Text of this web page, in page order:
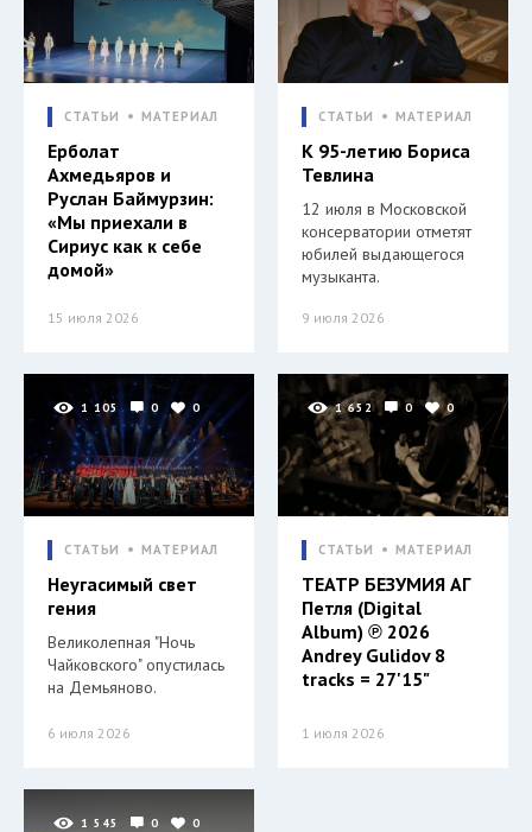
СТАТЬИ МАТЕРИАЛ
Ерболат
Ахмедьяров и
Руслан Баймурзин:
«Мы приехали в
Сириус как к себе
домой»
15 июля 2026
СТАТЬИ МАТЕРИАЛ
К 95-летию Бориса
Тевлина
12 июля в Московской
консерватории отметят
юбилей выдающегося
музыканта.
9 июля 2026
1 105 0 0
СТАТЬИ МАТЕРИАЛ
Неугасимый свет
гения
Великолепная "Ночь
Чайковского" опустилась
на Демьяново.
6 июля 2026
1 652 0 0
СТАТЬИ МАТЕРИАЛ
ТЕАТР БЕЗУМИЯ АГ
Петля (Digital
Album) ℗ 2026
Andrey Gulidov 8
tracks = 27'15"
1 июля 2026
1 545 0 0